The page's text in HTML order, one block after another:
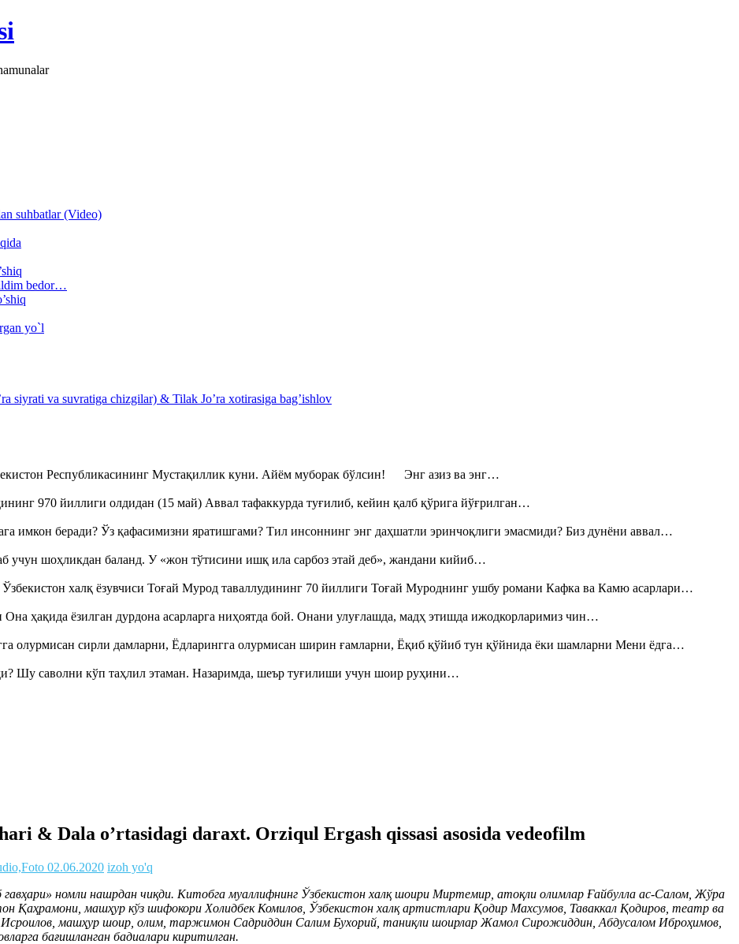
suhbatlar (Video)
bedor…
yo`l
siyrati va suvratiga chizgilar) & Tilak Jo’ra xotirasiga bag’ishlov
Республикасининг Мустақиллик куни. Айём муборак бўлсин! Энг азиз ва энг…
970 йиллиги олдидан (15 май) Аввал тафаккурда туғилиб, кейин қалб қўрига йўғрилган…
имкон беради? Ўз қафасимизни яратишгами? Тил инсоннинг энг даҳшатли эринчоқлиги эмасмиди? Биз дунёни аввал…
шоҳликдан баланд. У «жон тўтисини ишқ ила сарбоз этай деб», жандани кийиб…
Ўзбекистон халқ ёзувчиси Тоғай Мурод таваллудининг 70 йиллиги Тоғай Муроднинг ушбу романи Кафка ва Камю асарлари…
Она ҳақида ёзилган дурдона асарларга ниҳоятда бой. Онани улуғлашда, мадҳ этишда ижодкорларимиз чин…
олурмисан сирли дамларни, Ёдларингга олурмисан ширин ғамларни, Ёқиб қўйиб тун қўйнида ёки шамларни Мени ёдга…
Шу саволни кўп таҳлил этаман. Назаримда, шеър туғилиши учун шоир руҳини…
& Dala o’rtasidagi daraxt. Orziqul Ergash qissasi asosida vedeofilm
02.06.2020 izoh yo'q
гавҳари» номли нашрдан чиқди. Китобга муаллифнинг Ўзбекистон халқ шоири Миртемир, атоқли олимлар Ғайбулла ас-Салом, Жўра
Қаҳрамони, машҳур кўз шифокори Холидбек Комилов, Ўзбекистон халқ артистлари Қодир Махсумов, Таваккал Қодиров, театр ва
машҳур шоир, олим, таржимон Садриддин Салим Бухорий, таниқли шоирлар Жамол Сирожиддин, Абдусалом Иброҳимов,
бағишланган бадиалари киритилган.